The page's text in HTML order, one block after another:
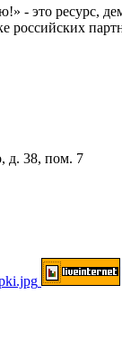
ресурс,
российских
д. 38, пом. 7